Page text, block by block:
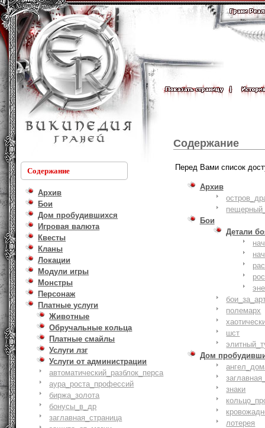
Содержание
Архив
Бои
Дом пробудившихся
Игровая валюта
Квесты
Кланы
Локации
Модули игры
Монстры
Персонаж
Платные услуги
Животные
Обручальные кольца
Платные смайлы
Услуги лзг
Услуги от администрации
автоматический_разблок_перса
аура_роста_профессий
биржа_золота
бонусы_в_др
заглавная_страница
Содержание
Перед Вами список
Архив
Бои
Детали
полемарх
шст
Дом
знаки
лотерея